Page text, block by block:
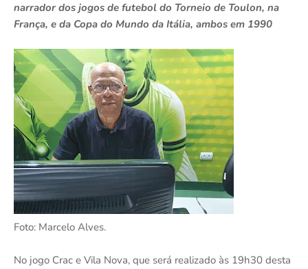
narrador dos jogos de futebol do Torneio de Toulon, na
França, e da Copa do Mundo da Itália, ambos em 1990
Foto: Marcelo Alves.
No jogo Crac e Vila Nova, que será realizado às 19h30 desta